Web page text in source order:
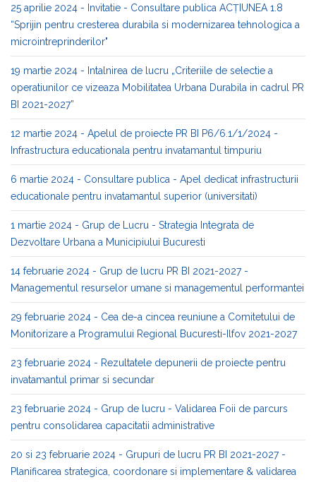
25 aprilie 2024 - Invitatie - Consultare publica ACȚIUNEA 1.8
“Sprijin pentru cresterea durabila si modernizarea tehnologica a
microintreprinderilor"
19 martie 2024 - Intalnirea de lucru „Criteriile de selectie a
operatiunilor ce vizeaza Mobilitatea Urbana Durabila in cadrul PR
BI 2021-2027”
12 martie 2024 - Apelul de proiecte PR BI P6/6.1/1/2024 -
Infrastructura educationala pentru invatamantul timpuriu
6 martie 2024 - Consultare publica - Apel dedicat infrastructurii
educationale pentru invatamantul superior (universitati)
1 martie 2024 - Grup de Lucru - Strategia Integrata de
Dezvoltare Urbana a Municipiului Bucuresti
14 februarie 2024 - Grup de lucru PR BI 2021-2027 -
Managementul resurselor umane si managementul performantei
29 februarie 2024 - Cea de-a cincea reuniune a Comitetului de
Monitorizare a Programului Regional Bucuresti-Ilfov 2021-2027
23 februarie 2024 - Rezultatele depunerii de proiecte pentru
invatamantul primar si secundar
23 februarie 2024 - Grup de lucru - Validarea Foii de parcurs
pentru consolidarea capacitatii administrative
20 si 23 februarie 2024 - Grupuri de lucru PR BI 2021-2027 -
Planificarea strategica, coordonare si implementare & validarea